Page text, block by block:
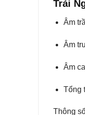
Trải
Âm
Âm
Âm
Tổng
Thông